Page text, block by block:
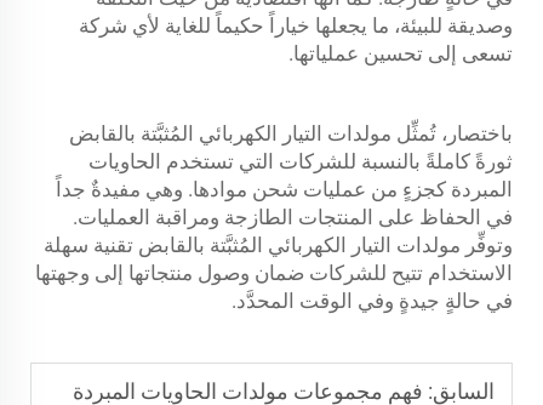
وصديقة للبيئة، ما يجعلها خياراً حكيماً للغاية لأي شركة
تسعى إلى تحسين عملياتها.
باختصار، تُمثِّل مولدات التيار الكهربائي المُثبَّتة بالقابض
ثورةً كاملةً بالنسبة للشركات التي تستخدم الحاويات
المبردة كجزءٍ من عمليات شحن موادها. وهي مفيدةٌ جداً
في الحفاظ على المنتجات الطازجة ومراقبة العمليات.
وتوفِّر مولدات التيار الكهربائي المُثبَّتة بالقابض تقنية سهلة
الاستخدام تتيح للشركات ضمان وصول منتجاتها إلى وجهتها
في حالةٍ جيدةٍ وفي الوقت المحدَّد.
السابق: فهم مجموعات مولدات الحاويات المبردة